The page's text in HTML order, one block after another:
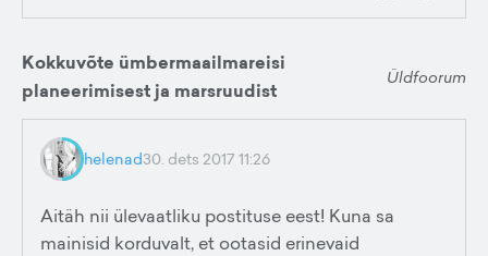
Kokkuvõte ümbermaailmareisi
planeerimisest ja marsruudist
Üldfoorum
helenad30. dets 2017 11:26
Aitäh nii ülevaatliku postituse eest! Kuna sa
mainisid korduvalt, et ootasid erinevaid